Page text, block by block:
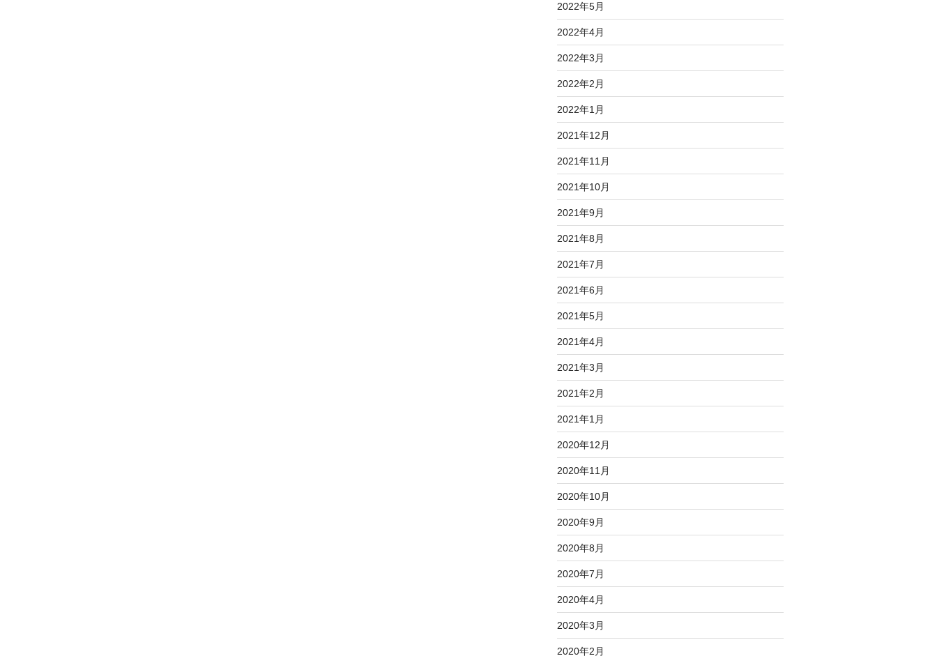
2022年5月
2022年4月
2022年3月
2022年2月
2022年1月
2021年12月
2021年11月
2021年10月
2021年9月
2021年8月
2021年7月
2021年6月
2021年5月
2021年4月
2021年3月
2021年2月
2021年1月
2020年12月
2020年11月
2020年10月
2020年9月
2020年8月
2020年7月
2020年4月
2020年3月
2020年2月